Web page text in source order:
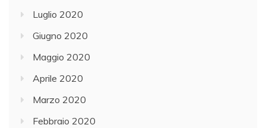
Luglio 2020
Giugno 2020
Maggio 2020
Aprile 2020
Marzo 2020
Febbraio 2020